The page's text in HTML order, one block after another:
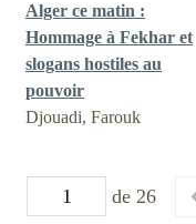
Alger ce matin :
Hommage à Fekhar et
slogans hostiles au
pouvoir
Djouadi, Farouk
de 26